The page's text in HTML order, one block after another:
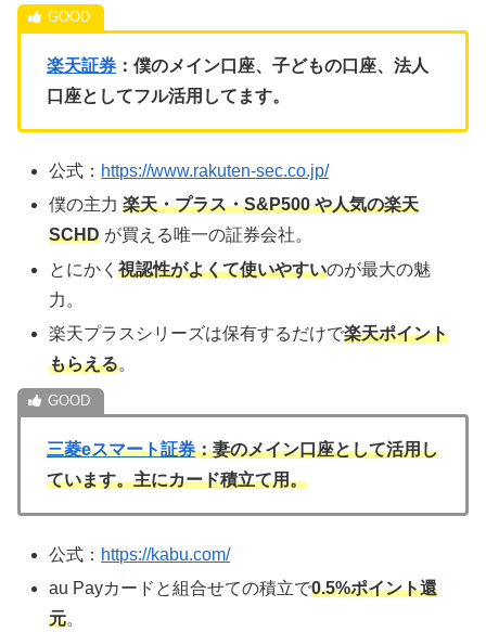
楽天証券 ：僕のメイン口座、子どもの口座、法人
口座としてフル活用してます。
公式： https://www.rakuten-sec.co.jp/
僕の主力楽天・プラス・S&P500 や人気の楽天
SCHD が買える唯一の証券会社。
とにかく視認性がよくて使いやすいのが最大の魅
力。
楽天プラスシリーズは保有するだけで楽天ポイント
もらえる。
三菱eスマート証券：妻のメイン口座として活用し
ています。主にカード積立て用。
公式： https://kabu.com/
au Payカードと組合せての積立で0.5%ポイント還
元。